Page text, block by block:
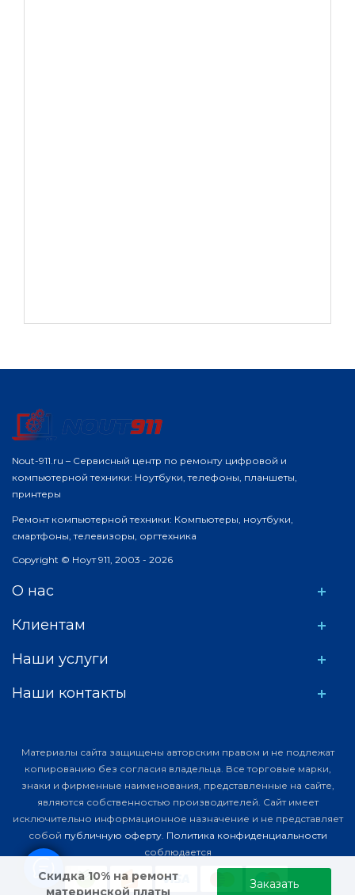
Скидка 10% на ремонт
материнской платы
Заказать
Nout-911.ru – Сервисный центр по ремонту цифровой и
компьютерной техники: Ноутбуки, телефоны, планшеты,
принтеры
Ремонт компьютерной техники: Компьютеры, ноутбуки,
смартфоны, телевизоры, оргтехника
Copyright © Ноут 911, 2003 - 2026
О нас
Клиентам
Наши услуги
Наши контакты
Материалы сайта защищены авторским правом и не подлежат
копированию без согласия владельца. Все торговые марки,
знаки и фирменные наименования, представленные на сайте,
являются собственностью производителей. Сайт имеет
исключительно информационное назначение и не представляет
собой публичную оферту. Политика конфиденциальности
соблюдается